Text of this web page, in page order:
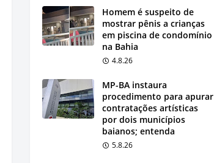
Homem é suspeito de
mostrar pênis a crianças
em piscina de condomínio
na Bahia
4.8.26
MP-BA instaura
procedimento para apurar
contratações artísticas
por dois municípios
baianos; entenda
5.8.26